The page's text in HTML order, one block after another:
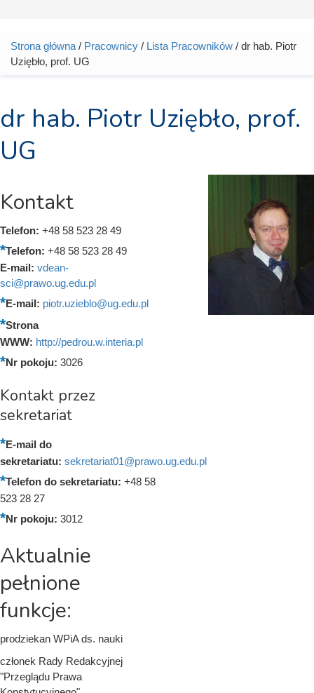
Jesteś tutaj
Strona główna / Pracownicy / Lista Pracowników / dr hab. Piotr
Uziębło, prof. UG
dr hab. Piotr Uziębło, prof.
UG
Kontakt
Telefon: +48 58 523 28 49
Telefon: +48 58 523 28 49
E-mail: vdean-
sci@prawo.ug.edu.pl
E-mail: piotr.uzieblo@ug.edu.pl
Strona
WWW: http://pedrou.w.interia.pl
Nr pokoju: 3026
Kontakt przez
sekretariat
E-mail do
sekretariatu: sekretariat01@prawo.ug.edu.pl
Telefon do sekretariatu: +48 58
523 28 27
Nr pokoju: 3012
Aktualnie
pełnione
funkcje:
prodziekan WPiA ds. nauki
członek Rady Redakcyjnej
"Przeglądu Prawa